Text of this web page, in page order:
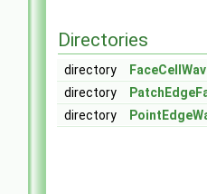
Directories
directory
directory
directory